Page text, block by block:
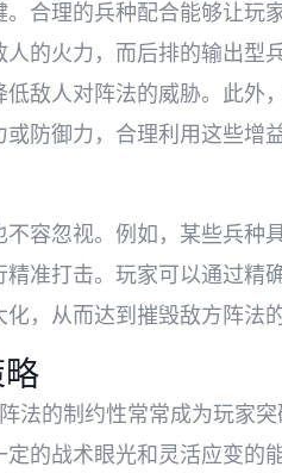
合理的兵种配合能够让玩
的火力，而后排的输出型
敌人对阵法的威胁。此外
防御力，合理利用这些增
容忽视。例如，某些兵种
准打击。玩家可以通过精
，从而达到摧毁敌方阵法的
法的制约性常常成为玩家
的战术眼光和灵活应变的能